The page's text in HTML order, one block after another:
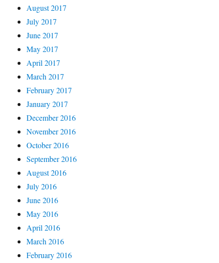
August 2017
July 2017
June 2017
May 2017
April 2017
March 2017
February 2017
January 2017
December 2016
November 2016
October 2016
September 2016
August 2016
July 2016
June 2016
May 2016
April 2016
March 2016
February 2016